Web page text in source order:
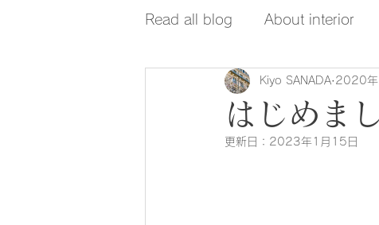
Read all blog About interior
はじめま
Kiyo SANADA 2020
更新日： 2023年1月15日